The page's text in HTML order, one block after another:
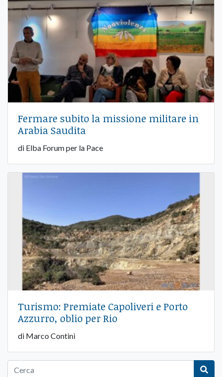
Fermare subito la missione militare in
Arabia Saudita
di Elba Forum per la Pace
Turismo: Premiate Capoliveri e Porto
Azzurro, oblio per Rio
di Marco Contini